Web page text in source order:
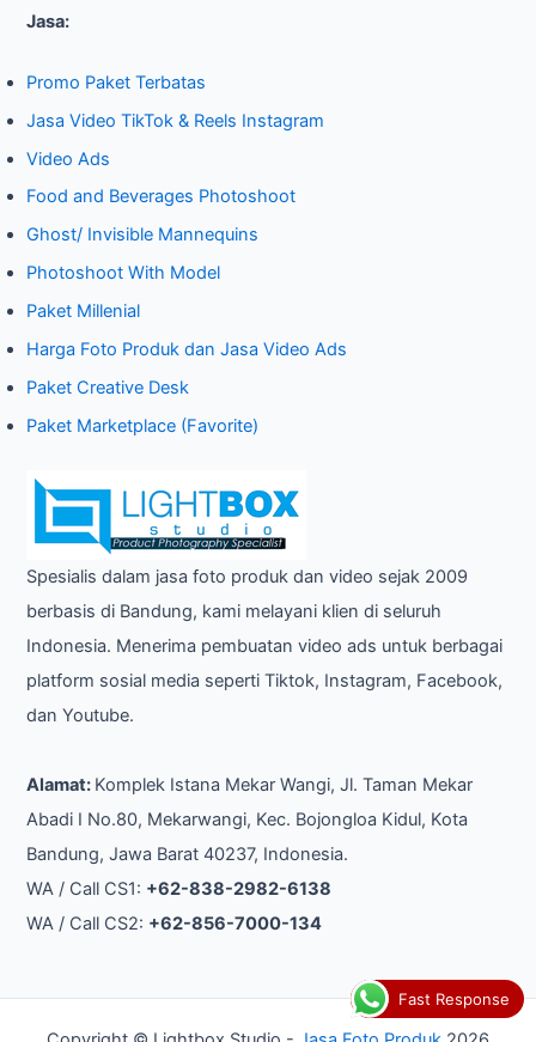
a
c
h
f
o
r
:
Jasa:
Promo Paket Terbatas
Jasa Video TikTok & Reels Instagram
Video Ads
Food and Beverages Photoshoot
Ghost/ Invisible Mannequins
Photoshoot With Model
Paket Millenial
Harga Foto Produk dan Jasa Video Ads
Paket Creative Desk
Paket Marketplace (Favorite)
Spesialis dalam jasa foto produk dan video sejak 2009
berbasis di Bandung, kami melayani klien di seluruh
Indonesia. Menerima pembuatan video ads untuk berbagai
platform sosial media seperti Tiktok, Instagram, Facebook,
dan Youtube.
Alamat: Komplek Istana Mekar Wangi, Jl. Taman Mekar
Abadi I No.80, Mekarwangi, Kec. Bojongloa Kidul, Kota
Bandung, Jawa Barat 40237, Indonesia.
WA / Call CS1: +62-838-2982-6138
WA / Call CS2: +62-856-7000-134
Fast Response